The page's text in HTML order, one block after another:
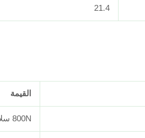
21.4
القيمة
800N سلالة الألياف ≥0.33%